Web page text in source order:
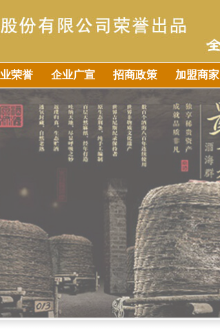
荣誉 企业广宣 招商政策 加盟商家